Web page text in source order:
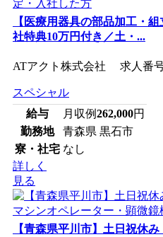
【医療用器具の部品加工・
社特典10万円付き／土・...
ATアクト株式会社 求人番号
スペシャル
給与
月収例262,000円
勤務地
青森県 黒石市
寮・社宅 なし
詳しく
見る
【青森県平川市】土日祝休